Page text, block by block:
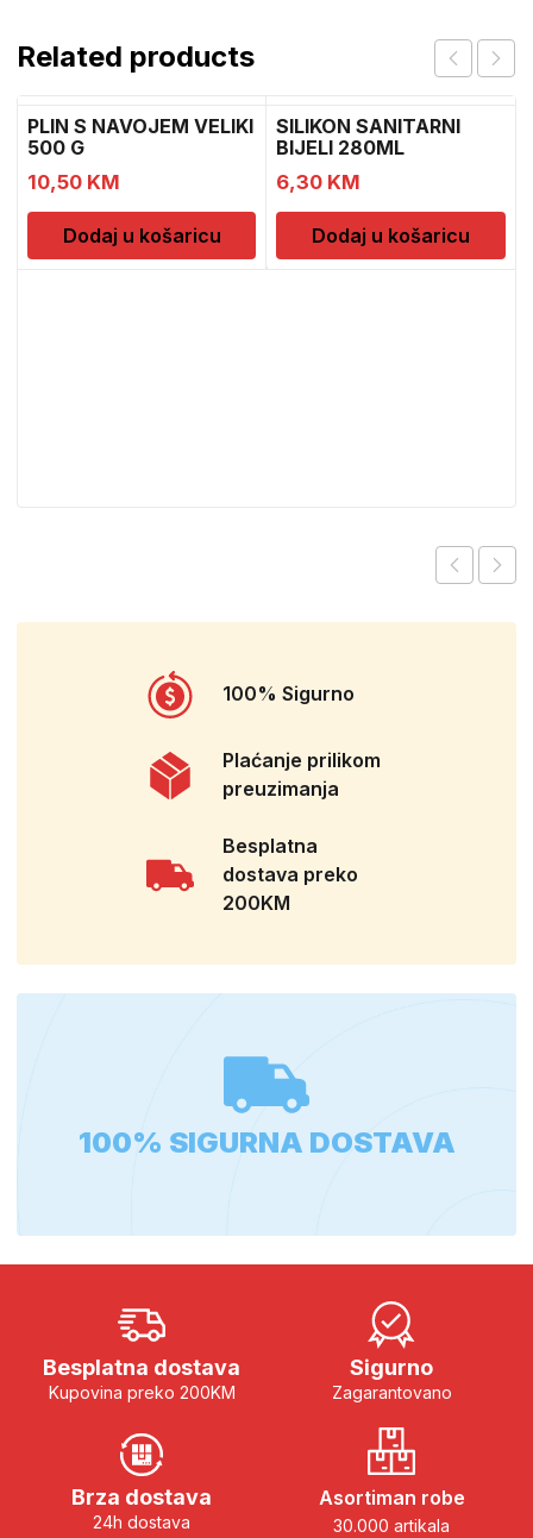
Related products
PLIN S NAVOJEM VELIKI
500 G
10,50 KM
Dodaj u košaricu
SILIKON SANITARNI
BIJELI 280ML
6,30 KM
Dodaj u košaricu
100% Sigurno
Plaćanje prilikom
preuzimanja
Besplatna
dostava preko
200KM
100% SIGURNA DOSTAVA
Besplatna dostava
Kupovina preko 200KM
Sigurno
Zagarantovano
Brza dostava
24h dostava
Asortiman robe
30.000 artikala